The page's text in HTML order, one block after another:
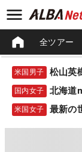
全ツアー
米国男子
国内女子 北海道
米国女子 最新の